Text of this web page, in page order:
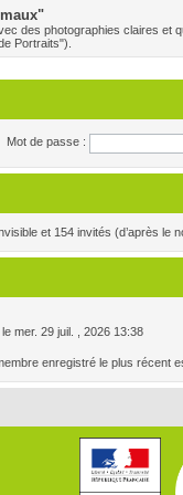
des photographies claires et
Portraits").
Mot de passe :
et 154 invités (d’après le
, le mer. 29 juil. , 2026 13:38
enregistré le plus récent